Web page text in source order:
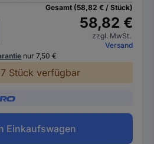
Gesamt (58,82 € / Stück)
58,82 €
zzgl. MwSt.
Versand
nur 7,50 €
Stück verfügbar
Einkaufswagen